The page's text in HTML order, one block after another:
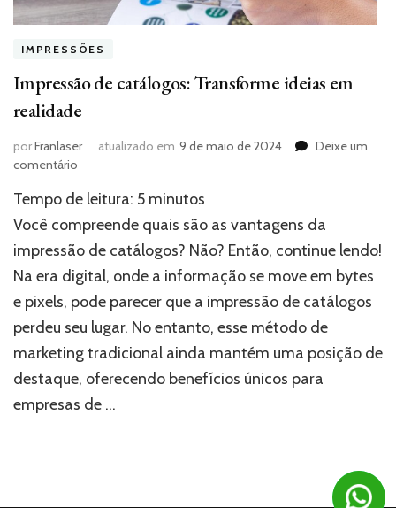
IMPRESSÕES
Impressão de catálogos: Transforme ideias em
realidade
porFranlaser atualizado em 9 de maio de 2024
Deixe um
comentário
de
catálogos:
Transforme
ideias
em
realidade
Tempo de leitura: 5 minutos
Você compreende quais são as vantagens da
impressão de catálogos? Não? Então, continue lendo!
Na era digital, onde a informação se move em bytes
e pixels, pode parecer que a impressão de catálogos
perdeu seu lugar. No entanto, esse método de
marketing tradicional ainda mantém uma posição de
destaque, oferecendo benefícios únicos para
empresas de …